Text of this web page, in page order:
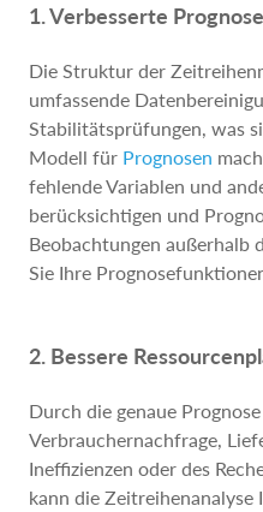
1. Verbesserte
Die Struktur der
umfassende
Stabilitätsprüfungen, was
Modell für Prognosen
fehlende Variablen und
berücksichtigen und
Beobachtungen außerhalb
Sie Ihre
2. Bessere
Durch die genaue
Verbrauchernachfrage,
Ineffizienzen oder des
kann die Zeitreihenanalyse